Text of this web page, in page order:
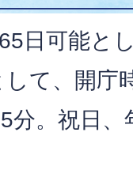
日可能と
て、開庁
分。祝日